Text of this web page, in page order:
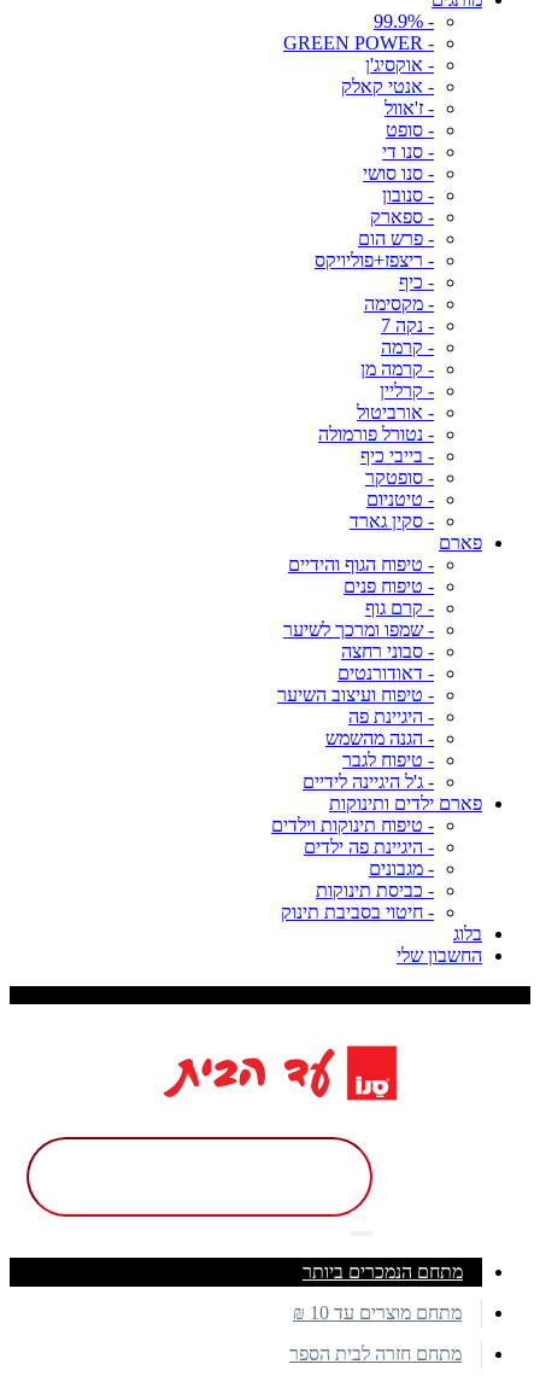
- 99.9%
- GREEN POWER
- אוקסיג'ן
- אנטי קאלק
- ז'אוול
- סופט
- סנו די
- סנו סושי
- סנובון
- ספארק
- פרש הום
- ריצפז+פוליויקס
- כיף
- מקסימה
- נקה 7
- קרמה
- קרמה מן
- קרליין
- אורביטול
- נטורל פורמולה
- בייבי כיף
- סופטקר
- טיטניום
- סקין גארד
פארם
- טיפוח הגוף והידיים
- טיפוח פנים
- קרם גוף
- שמפו ומרכך לשיער
- סבוני רחצה
- דאודורנטים
- טיפוח ועיצוב השיער
- היגיינת פה
- הגנה מהשמש
- טיפוח לגבר
- ג'ל היגיינה לידיים
פארם ילדים ותינוקות
- טיפוח תינוקות וילדים
- היגיינת פה ילדים
- מגבונים
- כביסת תינוקות
- חיטוי בסביבת תינוק
בלוג
החשבון שלי
מתחם הנמכרים ביותר
מתחם מוצרים עד 10 ₪
מתחם חזרה לבית הספר